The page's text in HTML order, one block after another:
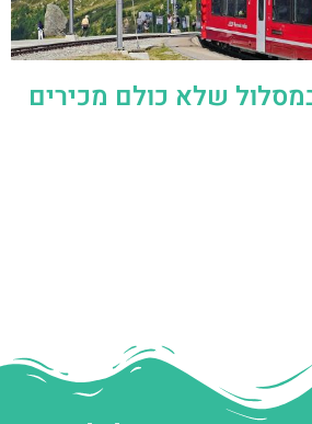
שלא כולם מכירים